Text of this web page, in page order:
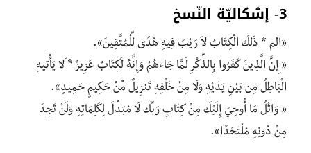
3- إشكاليّة النّسخ
«الم * ذَلِكَ الْكِتَابُ لاَ رَيْبَ فِيهِ هُدًى لِّلْمُتَّقِينَ».
« ِإنَّ الَّذِينَ كَفَرُوا بِالذِّكْرِ لَمَّا جَاءهُمْ وَإِنَّهُ لَكِتَابٌ عَزِيزٌ * َلا يَأْتِيهِ
الْبَاطِلُ مِن بَيْنِ يَدَيْهِ وَلَا مِنْ خَلْفِهِ تَنزِيلٌ مِّنْ حَكِيمٍ حَمِيدٍ».
« وَاتْلُ مَا أُوحِيَ إِلَيْكَ مِنْ كِتَابِ رَبِّكَ لَا مُبَدِّلَ لِكَلِمَاتِهِ وَلَنْ تَجِدَ
مِنْ دُونِهِ مُلْتَحَدًا».